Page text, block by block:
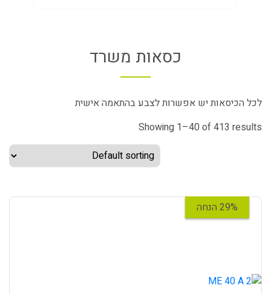
כסאות משרד
לכל הכיסאות יש אפשרות לצבע בהתאמה אישית
Showing 1–40 of 413 results
29% הנחה